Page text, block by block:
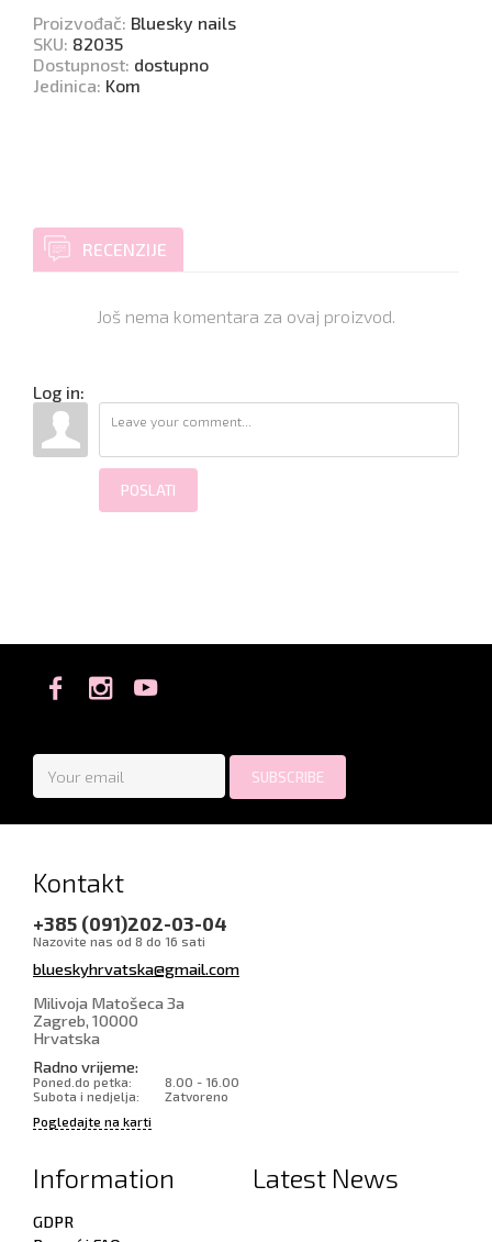
Proizvođač: Bluesky nails
SKU: 82035
Dostupnost: dostupno
Jedinica: Kom
RECENZIJE
Još nema komentara za ovaj proizvod.
Log in:
POSLATI
Kontakt
+385 (091)202-03-04
Nazovite nas od 8 do 16 sati
blueskyhrvatska@gmail.com
Milivoja Matošeca 3a
Zagreb, 10000
Hrvatska
Radno vrijeme:
Poned.do petka:
8.00 - 16.00
Subota i nedjelja:
Zatvoreno
Pogledajte na karti
Information
GDPR
Latest News